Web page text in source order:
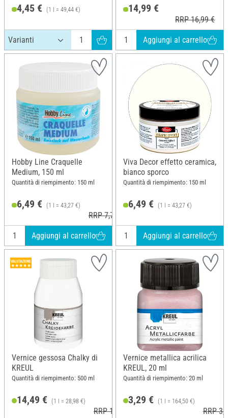
4,45 € (1 l = 49,44 €) 14,99 €
RRP 16,99 €
Aggiungi al carrello
Hobby Line Craquelle
Medium, 150 ml
Quantità di riempimento: 150 ml
6,49 € (1 l = 43,27 €)
RRP 7,79 €
Aggiungi al carrello
Viva Decor effetto ceramica,
bianco sporco
Quantità di riempimento: 150 ml
6,49 € (1 l = 43,27 €)
Aggiungi al carrello
Vernice gessosa Chalky di
KREUL
Quantità di riempimento: 500 ml
14,49 € (1 l = 28,98 €)
RRP 14,99 €
Vernice metallica acrilica
KREUL, 20 ml
Quantità di riempimento: 20 ml
3,29 € (1 l = 164,50 €)
RRP